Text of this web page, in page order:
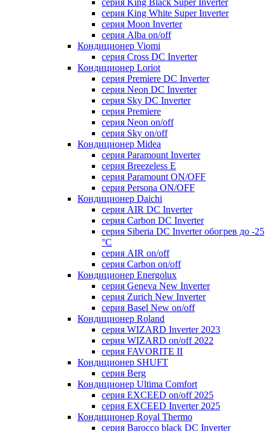
серия King Black Super Inverter
серия King White Super Inverter
серия Moon Inverter
серия Alba on/off
Кондиционер Viomi
серия Cross DC Inverter
Кондиционер Loriot
серия Premiere DC Inverter
серия Neon DC Inverter
серия Sky DC Inverter
серия Premiere
серия Neon on/off
серия Sky on/off
Кондиционер Midea
серия Paramount Inverter
серия Breezeless E
серия Paramount ON/OFF
серия Persona ON/OFF
Кондиционер Daichi
серия AIR DC Inverter
серия Carbon DC Inverter
серия Siberia DC Inverter обогрев до -25
°С
серия AIR on/off
серия Carbon on/off
Кондиционер Energolux
серия Geneva New Inverter
серия Zurich New Inverter
серия Basel New on/off
Кондиционер Roland
серия WIZARD Inverter 2023
серия WIZARD on/off 2022
серия FAVORITE II
Кондиционер SHUFT
серия Berg
Кондиционер Ultima Comfort
серия EXCEED on/off 2025
серия EXCEED Inverter 2025
Кондиционер Royal Thermo
серия Barocco black DC Inverter